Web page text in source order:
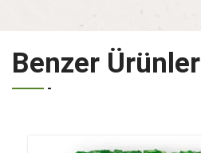
Benzer Ürünler